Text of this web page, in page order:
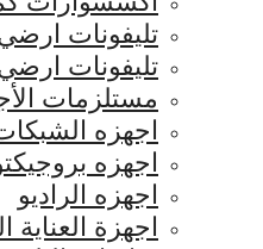
تليفونات
تليفونات
مستلزمات
اجهزه
اجهزه
اجهزه الراديو
اجهزة